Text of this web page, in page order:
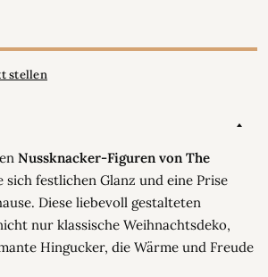
stellen
Nussknacker-Figuren von The
sich festlichen Glanz und eine Prise
Diese liebevoll gestalteten
nur klassische Weihnachtsdeko,
Hingucker, die Wärme und Freude